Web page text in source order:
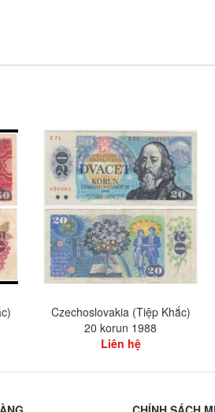
Czechoslovakia (Tiệp Khắc)
20 korun 1988
Liên hệ